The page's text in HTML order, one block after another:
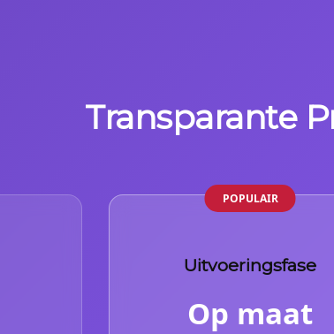
Transparante
Uitvoeringsfase
Op maat